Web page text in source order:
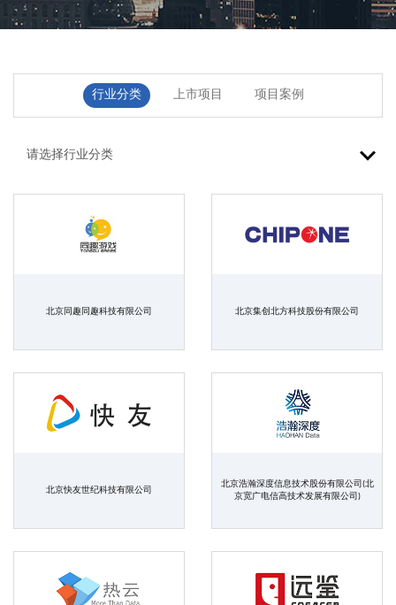
行业分类 上市项目 项目案例
北京同趣同趣科技有限公司 北京集创北方科技股份有限公司
北京快友世纪科技有限公司
北京浩瀚深度信息技术股份有限公司(北
京宽广电信高技术发展有限公司)